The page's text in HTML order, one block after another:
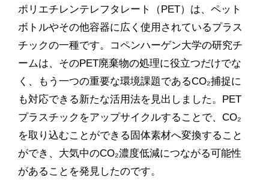
ポリエチレンテレフタレート（PET）は、ペット
ボトルやその他容器に広く使用されているプラス
チックの一種です。コペンハーゲン大学の研究チ
ームは、そのPET廃棄物の処理に役立つだけでな
く、もう一つの重要な環境課題であるCO₂捕捉に
も対応できる新たな活用法を見出しました。PET
プラスチックをアップサイクルすることで、CO₂
を取り込むことができる固体素材へ変換すること
ができ、大気中のCO₂濃度低減につながる可能性
があることを発見したのです。